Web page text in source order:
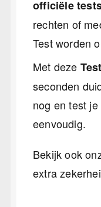
officiële
rechten of
Test worden
Met deze Test
seconden
nog en test
eenvoudig.
Bekijk ook
extra